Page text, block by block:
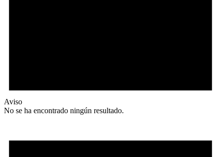
Aviso
No se ha encontrado ningún resultado.